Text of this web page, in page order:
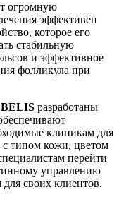
огромную
эффективен
которое его
стабильную
и эффективное
фолликула при
BELIS разработаны
клиникам для
типом кожи, цветом
перейти
управлению
своих клиентов.